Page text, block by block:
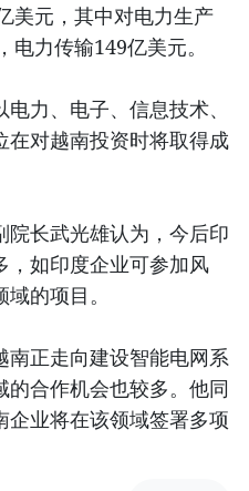
美元，其中对电力生产
力传输149亿美元。
力、电子、信息技术、
在对越南投资时将取得成
长武光雄认为，今后印
，如印度企业可参加风
的项目。
南正走向建设智能电网系
合作机会也较多。他同
企业将在该领域签署多项